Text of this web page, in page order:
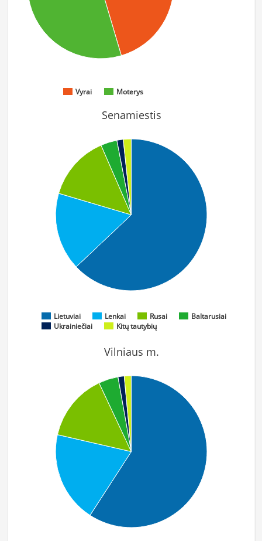
Vyrai Moterys
Senamiestis
Lietuviai Lenkai Rusai
Baltarusiai
Ukrainiečiai
Kitų tautybių
Vilniaus m.